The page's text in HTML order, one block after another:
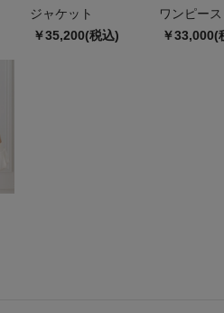
ジャケット
￥35,200(税込)
ワンピース
￥33,000(